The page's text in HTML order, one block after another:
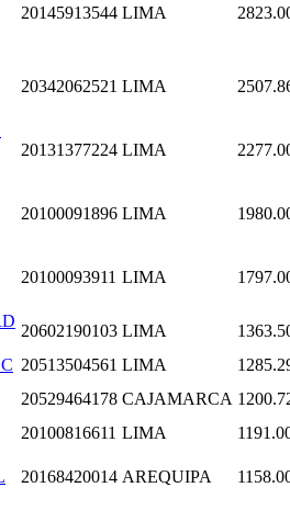
20145913544 LIMA
20342062521 LIMA
20131377224 LIMA
20100091896 LIMA
20100093911 LIMA
20602190103 LIMA
20513504561 LIMA
20529464178 CAJAMARCA
20100816611 LIMA
20168420014 AREQUIPA